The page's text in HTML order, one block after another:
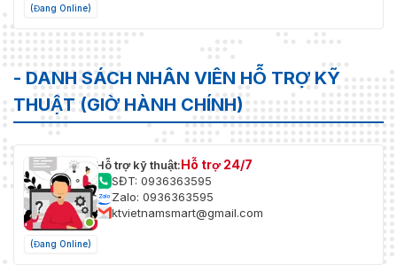
(Đang Online)
- DANH SÁCH NHÂN VIÊN HỖ TRỢ KỸ
THUẬT (GIỜ HÀNH CHÍNH)
(Đang Online)
Hỗ trợ kỹ thuật:Hỗ trợ 24/7
SĐT: 0936363595
Zalo: 0936363595
ktvietnamsmart@gmail.com